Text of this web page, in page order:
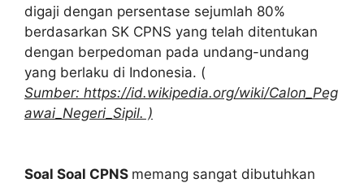
digaji dengan persentase sejumlah 80%
berdasarkan SK CPNS yang telah ditentukan
dengan berpedoman pada undang-undang
yang berlaku di Indonesia. (
Sumber: https://id.wikipedia.org/wiki/Calon_Peg
awai_Negeri_Sipil. )
Soal Soal CPNS memang sangat dibutuhkan